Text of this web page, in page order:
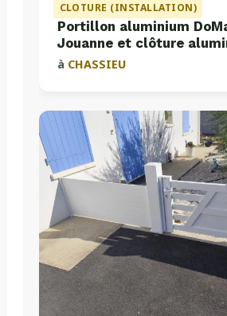
CLOTURE (INSTALLATION)
Portillon aluminium
Jouanne et clôture
Valette
à CHASSIEU